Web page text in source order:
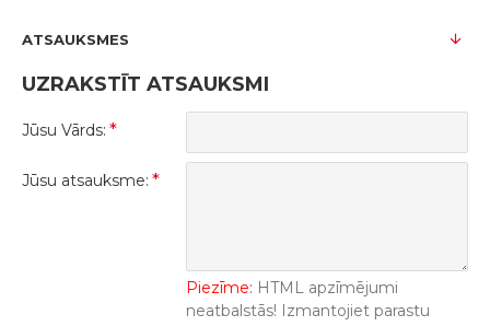
ATSAUKSMES
UZRAKSTĪT ATSAUKSMI
Jūsu Vārds:
Jūsu atsauksme:
Piezīme: HTML apzīmējumi
neatbalstās! Izmantojiet parastu